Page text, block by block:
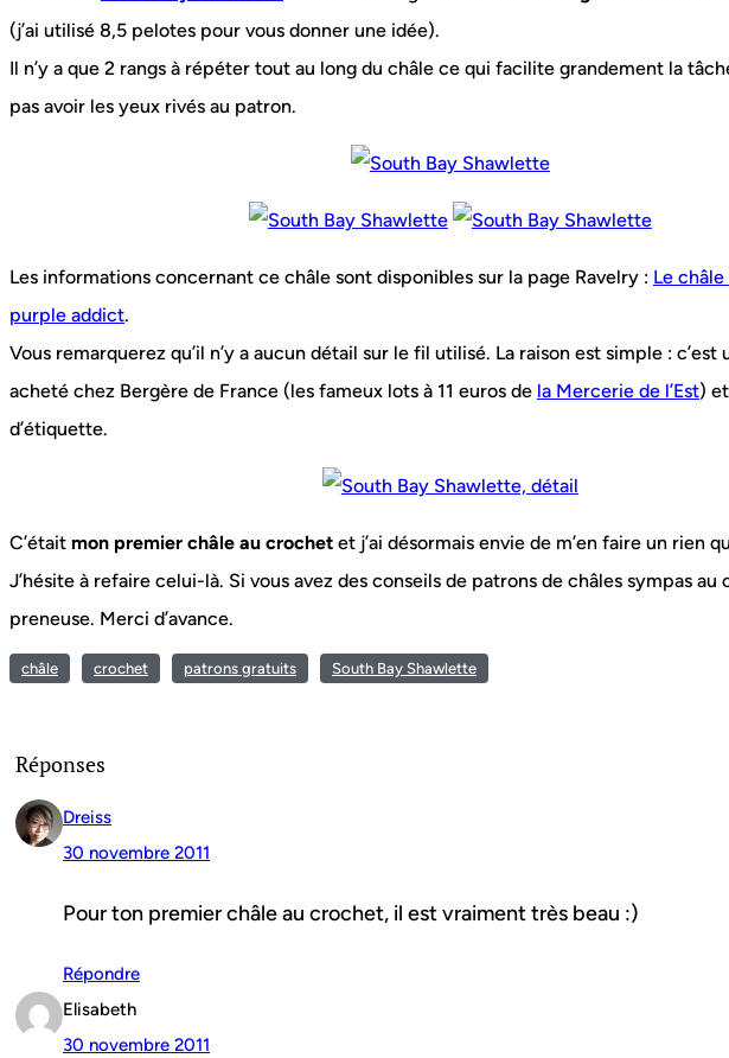
(j’ai utilisé 8,5 pelotes pour vous donner une idée).
Il n’y a que 2 rangs à répéter tout au long du châle ce qui facilite grandement la
pas avoir les yeux rivés au patron.
Les informations concernant ce châle sont disponibles sur la page Ravelry : Le
purple addict.
Vous remarquerez qu’il n’y a aucun détail sur le fil utilisé. La raison est simple : c’est
acheté chez Bergère de France (les fameux lots à 11 euros de la Mercerie de l’Est)
d’étiquette.
C’était mon premier châle au crochet et j’ai désormais envie de m’en faire un rien
J’hésite à refaire celui-là. Si vous avez des conseils de patrons de châles sympas au
preneuse. Merci d’avance.
châle crochet patrons gratuits South Bay Shawlette
Réponses
Dreiss
30 novembre 2011
Pour ton premier châle au crochet, il est vraiment très beau :)
Répondre
Elisabeth
30 novembre 2011